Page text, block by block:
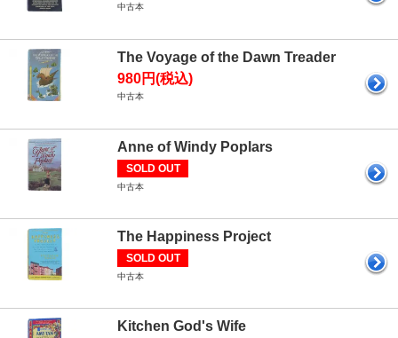
中古本
The Voyage of the Dawn Treader
980円(税込)
中古本
Anne of Windy Poplars
SOLD OUT
中古本
The Happiness Project
SOLD OUT
中古本
Kitchen God's Wife